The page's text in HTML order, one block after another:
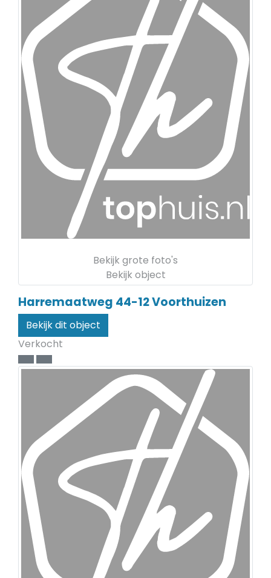
Bekijk grote foto's
Bekijk object
Harremaatweg 44-12Voorthuizen
Bekijk dit object
Verkocht